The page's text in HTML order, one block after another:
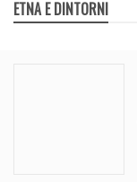
ETNA E DINTORNI